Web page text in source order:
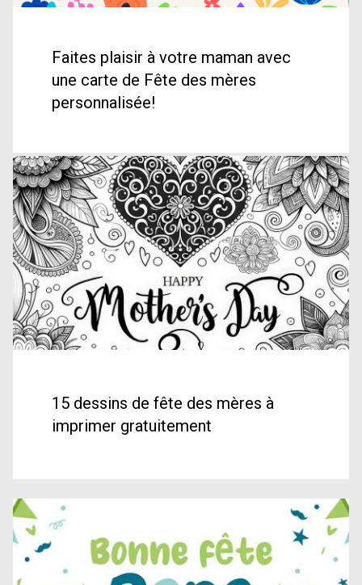
Faites plaisir à votre maman avec
une carte de Fête des mères
personnalisée!
15 dessins de fête des mères à
imprimer gratuitement